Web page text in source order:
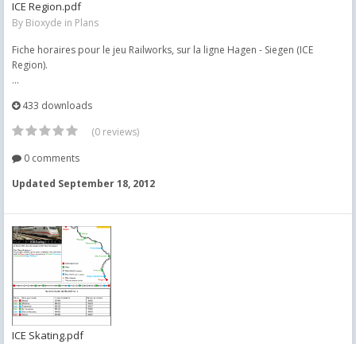
ICE Region.pdf
By Bioxyde in Plans
Fiche horaires pour le jeu Railworks, sur la ligne Hagen - Siegen (ICE
Region).
...
433 downloads
(0 reviews)
0 comments
Updated September 18, 2012
ICE Skating.pdf